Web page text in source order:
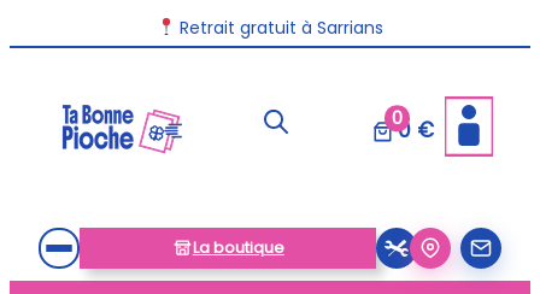
au
Retrait gratuit à Sarrians
00 €
La boutique